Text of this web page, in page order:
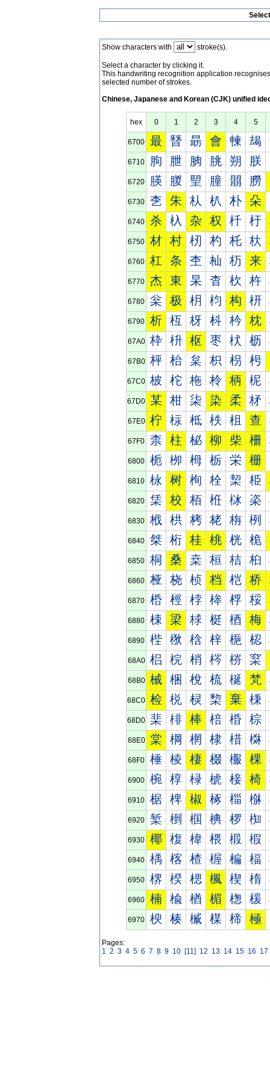
Show characters with stroke(s).
Select a character by clicking it.
This handwriting recognition application
selected number of strokes.
Chinese, Japanese and Korean (CJK) unified
hex 0 1 2 3 4 5
6700 最 朁 朂 會 朄 朅
6710 朐 朑 朒 朓 朔 朕
6720 朠 朡 朢 朣 朤 朥
6730 朰 朱 朲 朳 朴 朵
6740 杀 杁 杂 权 杄 杅
6750 材 村 杒 杓 杔 杕
6760 杠 条 杢 杣 杤 来
6770 杰 東 杲 杳 杴 杵
6780 枀 极 枂 枃 构 枅
6790 析 枑 枒 枓 枔 枕
67A0 枠 枡 枢 枣 枤 枥
67B0 枰 枱 枲 枳 枴 枵
67C0 柀 柁 柂 柃 柄 柅
67D0 某 柑 柒 染 柔 柕
67E0 柠 柡 柢 柣 柤 查
67F0 柰 柱 柲 柳 柴 柵
6800 栀 栁 栂 栃 栄 栅
6810 栐 树 栒 栓 栔 栕
6820 栠 校 栢 栣 栤 栥
6830 栰 栱 栲 栳 栴 栵
6840 桀 桁 桂 桃 桄 桅
6850 桐 桑 桒 桓 桔 桕
6860 桠 桡 桢 档 桤 桥
6870 桰 桱 桲 桳 桴 桵
6880 梀 梁 梂 梃 梄 梅
6890 梐 梑 梒 梓 梔 梕
68A0 梠 梡 梢 梣 梤 梥
68B0 械 梱 梲 梳 梴 梵
68C0 检 棁 棂 棃 棄 棅
68D0 棐 棑 棒 棓 棔 棕
68E0 棠 棡 棢 棣 棤 棥
68F0 棰 棱 棲 棳 棴 棵
6900 椀 椁 椂 椃 椄 椅
6910 椐 椑 椒 椓 椔 椕
6920 椠 椡 椢 椣 椤 椥
6930 椰 椱 椲 椳 椴 椵
6940 楀 楁 楂 楃 楄 楅
6950 楐 楑 楒 楓 楔 楕
6960 楠 楡 楢 楣 楤 楥
6970 楰 楱 楲 楳 楴 極
Pages:
1 2 3 4 5 6 7 8 9 10 [11] 12 13 14 15 16 17